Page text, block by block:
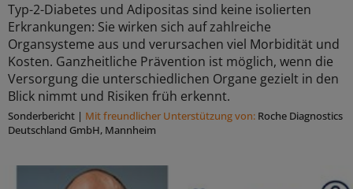
Typ-2-Diabetes und Adipositas sind keine isolierten
Erkrankungen: Sie wirken sich auf zahlreiche
Organsysteme aus und verursachen viel Morbidität und
Kosten. Ganzheitliche Prävention ist möglich, wenn die
Versorgung die unterschiedlichen Organe gezielt in den
Blick nimmt und Risiken früh erkennt.
Sonderbericht | Mit freundlicher Unterstützung von: Roche Diagnostics
Deutschland GmbH, Mannheim